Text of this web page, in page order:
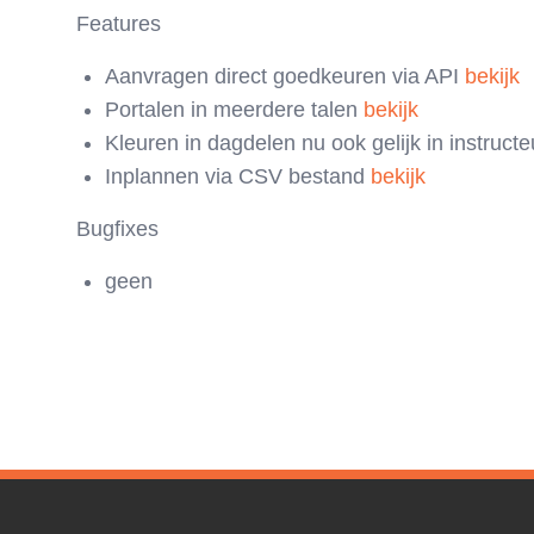
Features
Aanvragen direct goedkeuren via API bekijk
Portalen in meerdere talen bekijk
Kleuren in dagdelen nu ook gelijk in
Inplannen via CSV bestand bekijk
Bugfixes
geen